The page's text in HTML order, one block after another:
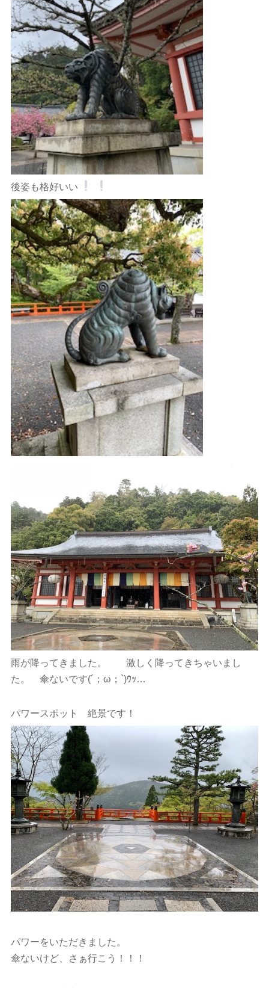
後姿も格好いい
雨が降ってきました。 激しく降ってきちゃいまし
た。 傘ないです(´；ω；`)ｳｯ…
パワースポット 絶景です！
パワーをいただきました。
傘ないけど、さぁ行こう！！！